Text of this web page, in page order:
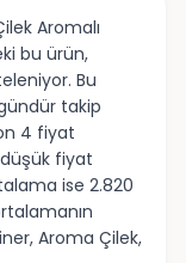
Aromalı
bu ürün,
Bu
takip
4 fiyat
fiyat
ise 2.820
Aroma Çilek,